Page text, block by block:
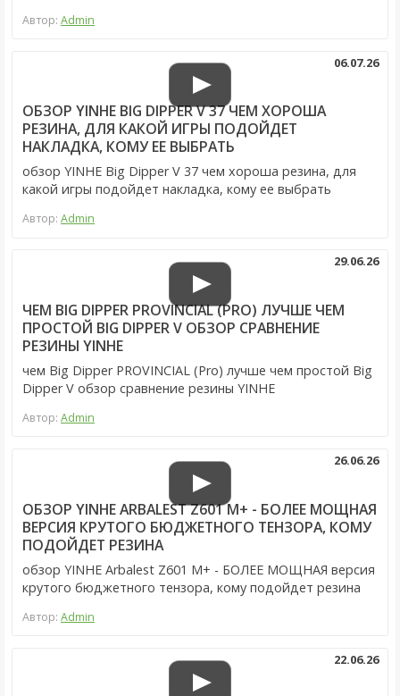
Автор: Admin
ОБЗОР YINHE BIG DIPPER V 37 ЧЕМ ХОРОША
РЕЗИНА, ДЛЯ КАКОЙ ИГРЫ ПОДОЙДЕТ
НАКЛАДКА, КОМУ ЕЕ ВЫБРАТЬ
06.07.26
обзор YINHE Big Dipper V 37 чем хороша резина, для
какой игры подойдет накладка, кому ее выбрать
Автор: Admin
ЧЕМ BIG DIPPER PROVINCIAL (PRO) ЛУЧШЕ ЧЕМ
ПРОСТОЙ BIG DIPPER V ОБЗОР СРАВНЕНИЕ
РЕЗИНЫ YINHE
29.06.26
чем Big Dipper PROVINCIAL (Pro) лучше чем простой Big
Dipper V обзор сравнение резины YINHE
Автор: Admin
ОБЗОР YINHE ARBALEST Z601 M+ - БОЛЕЕ МОЩНАЯ
ВЕРСИЯ КРУТОГО БЮДЖЕТНОГО ТЕНЗОРА, КОМУ
ПОДОЙДЕТ РЕЗИНА
26.06.26
обзор YINHE Arbalest Z601 M+ - БОЛЕЕ МОЩНАЯ версия
крутого бюджетного тензора, кому подойдет резина
Автор: Admin
22.06.26